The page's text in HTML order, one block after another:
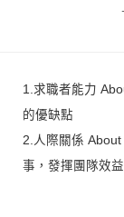
1.求職者能力
的優缺點
2.人際關係
事，發揮團隊效益